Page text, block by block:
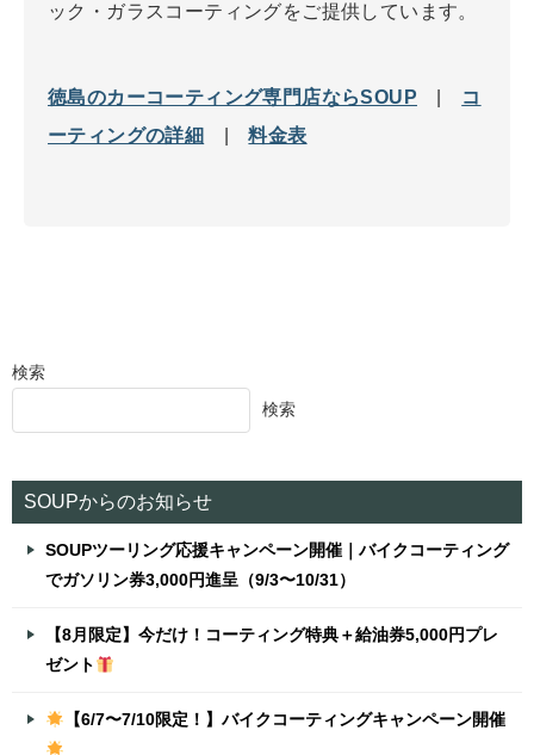
ック・ガラスコーティングをご提供しています。
徳島のカーコーティング専門店ならSOUP
コ
ーティングの詳細
|料金表
検索
検索
SOUPからのお知らせ
SOUPツーリング応援キャンペーン開催｜バイクコーティング
でガソリン券3,000円進呈（9/3〜10/31）
【8月限定】今だけ！コーティング特典＋給油券5,000円プレ
ゼント
【6/7〜7/10限定！】バイクコーティングキャンペーン開催